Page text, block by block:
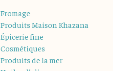
Fromage
Produits Maison Khazana
Épicerie fine
Cosmétiques
Produits de la mer